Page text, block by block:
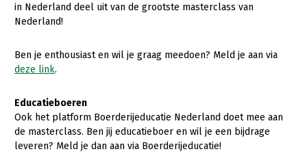
Konijnenhouderij
Paardenhouderij
Schapenhouderij
Varkenshouderij
in Nederland deel uit van de grootste masterclass van
Nederland!
Ben je enthousiast en wil je graag meedoen? Meld je aan via
deze link.
Educatieboeren
Ook het platform Boerderijeducatie Nederland doet mee aan
de masterclass. Ben jij educatieboer en wil je een bijdrage
leveren? Meld je dan aan via Boerderijeducatie!